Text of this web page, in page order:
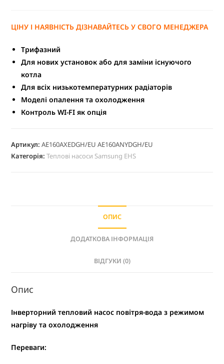
ЦІНУ І НАЯВНІСТЬ ДІЗНАВАЙТЕСЬ У СВОГО МЕНЕДЖЕРА
Трифазний
Для нових установок або для заміни існуючого
котла
Для всіх низькотемпературних радіаторів
Моделі опалення та охолодження
Контроль WI-FI як опція
Артикул:AE160AXEDGH/EU AE160ANYDGH/EU
Категорія:Теплові насоси Samsung EHS
ОПИС
ДОДАТКОВА ІНФОРМАЦІЯ
ВІДГУКИ (0)
Опис
Інверторний тепловий насос повітря-вода з режимом
нагріву та охолодження
Переваги: